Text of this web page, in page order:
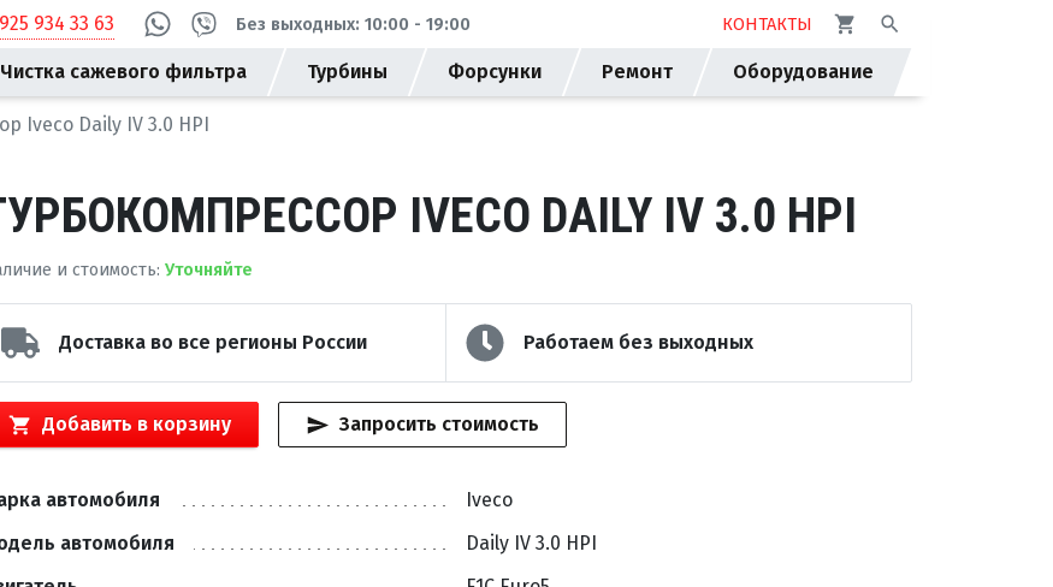
934 33 63 Без выходных: 10:00 - 19:00 КОНТАКТЫ
Чистка сажевого фильтра Турбины Форсунки Ремонт Оборудование
Iveco Daily IV 3.0 HPI
IVECO DAILY IV 3.0 HPI
и стоимость: Уточняйте
Доставка во все регионы России Работаем без выходных
Добавить в корзину Запросить стоимость
автомобиля
Iveco
автомобиля
Daily IV 3.0 HPI